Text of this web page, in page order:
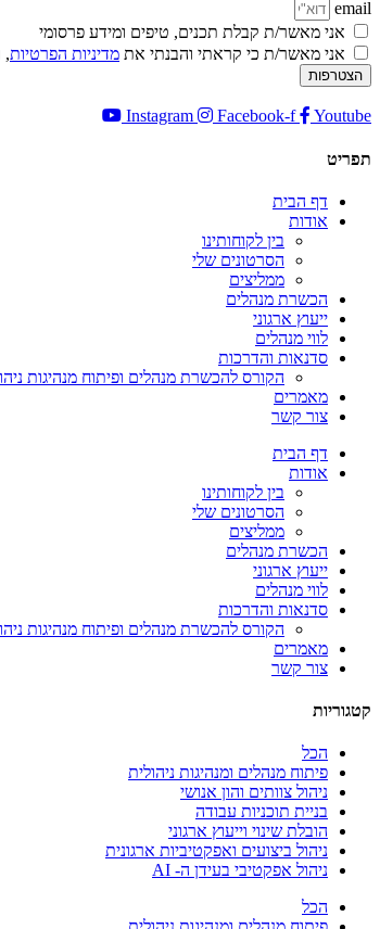
email
אני מאשר/ת קבלת תכנים, טיפים ומידע פרסומי
אני מאשר/ת כי קראתי והבנתי את מדיניות הפרטיות,
הצטרפות
Instagram Facebook-f Youtube
תפריט
דף הבית
אודות
בין לקוחותינו
הסרטונים שלי
ממליצים
הכשרת מנהלים
ייעוץ ארגוני
לווי מנהלים
סדנאות והדרכות
הקורס להכשרת מנהלים ופיתוח מנהיגות
מאמרים
צור קשר
דף הבית
אודות
בין לקוחותינו
הסרטונים שלי
ממליצים
הכשרת מנהלים
ייעוץ ארגוני
לווי מנהלים
סדנאות והדרכות
הקורס להכשרת מנהלים ופיתוח מנהיגות
מאמרים
צור קשר
קטגוריות
הכל
פיתוח מנהלים ומנהיגות ניהולית
ניהול צוותים והון אנושי
בניית תוכניות עבודה
הובלת שינוי וייעוץ ארגוני
ניהול ביצועים ואפקטיביות ארגונית
ניהול אפקטיבי בעידן ה- AI
הכל
משתמש
כדי שהאתר
שלנו יעבוד
בצורה
במהלך
תסרב/י
אלו, חלק
מהפונקציות
להיעלם.
שיווקי
שיתוף
תחומי
וההתנהגות
שלך בעת
ההזדמנות
לראות
תוכן
והצעות
מותאמות
אישית.